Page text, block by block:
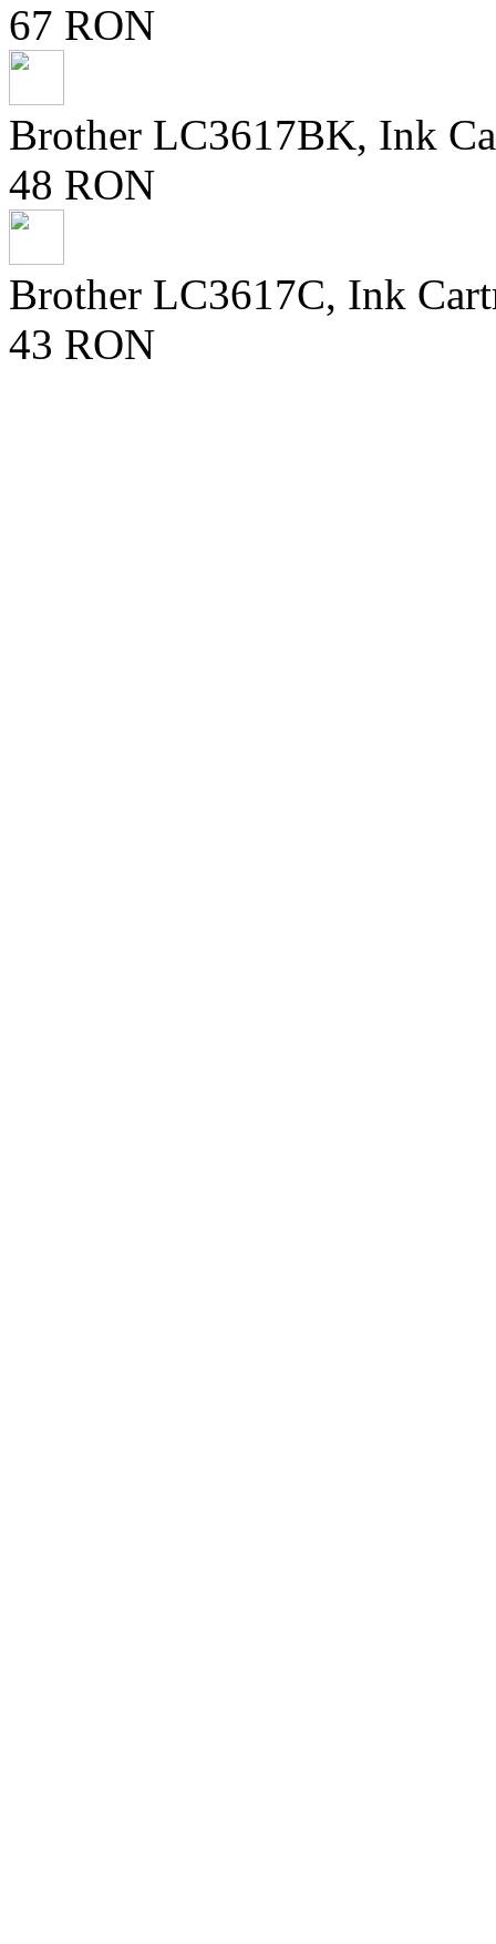
67 RON
Brother LC3617BK, Ink
48 RON
Brother LC3617C, Ink
43 RON